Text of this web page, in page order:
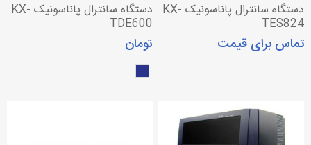
دستگاه سانترال پاناسونیک KX-
TES824
تماس برای قیمت
دستگاه سانترال پاناسونیک KX-
TDE600
تومان